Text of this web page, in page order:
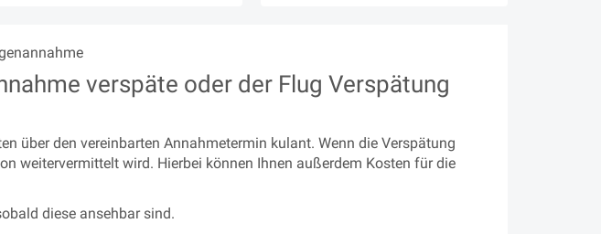
verspäte oder der Flug Verspätung
über den vereinbarten Annahmetermin kulant. Wenn die Verspätung
weitervermittelt wird. Hierbei können Ihnen außerdem Kosten für die
diese ansehbar sind.